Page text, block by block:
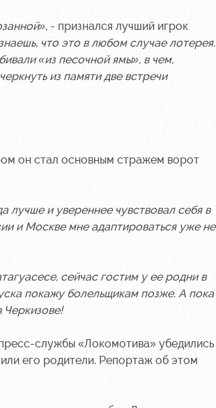
, - признался лучший игрок
что это в любом случае лотерея.
«из песочной ямы», в чем,
из памяти две встречи
он стал основным стражем ворот
лучше и увереннее чувствовал себя в
и Москве мне адаптироваться уже не
сейчас гостим у ее родни в
покажу болельщикам позже. А пока
службы «Локомотива» убедились
его родители. Репортаж об этом